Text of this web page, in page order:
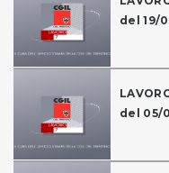
del 19/
del 05/